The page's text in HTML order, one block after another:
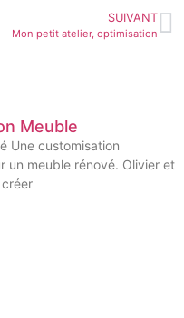
SUIVANT
Mon petit atelier, optimisation
Meuble
Une customisation
un meuble rénové. Olivier et